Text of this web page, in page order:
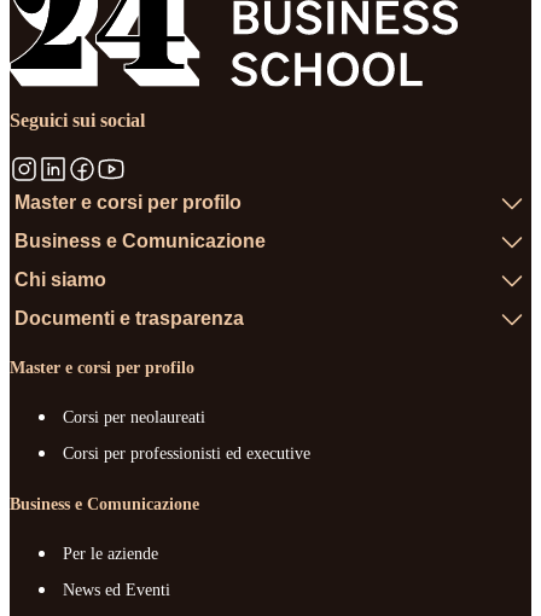
Seguici sui social
Master e corsi per profilo
Business e Comunicazione
Chi siamo
Documenti e trasparenza
Master e corsi per profilo
Corsi per neolaureati
Corsi per professionisti ed executive
Business e Comunicazione
Per le aziende
News ed Eventi